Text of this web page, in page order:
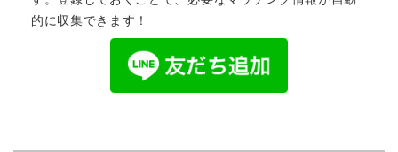
的に収集できます！